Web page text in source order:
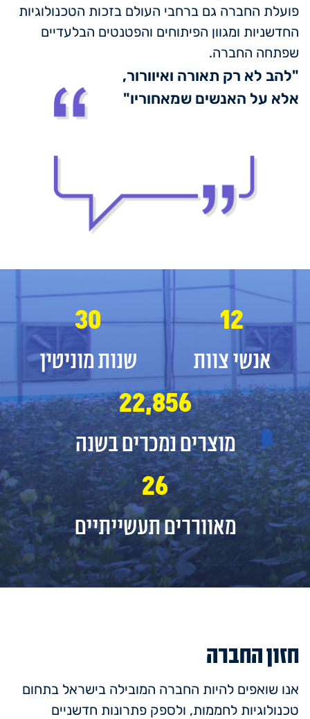
פועלת החברה גם ברחבי העולם בזכות הטכנולוגיות
החדשניות ומגוון הפיתוחים והפטנטים הבלעדיים
שפתחה החברה.
"להב לא רק תאורה ואיוורור,
אלא על האנשים שמאחוריו"
אנשי צוות
12
שנות מוניטין
30
מוצרים נמכרים בשנה
22,856
מאווררים תעשייתיים
26
חזון החברה
אנו שואפים להיות החברה המובילה בישראל בתחום
טכנולוגיות לחממות, ולספק פתרונות חדשניים